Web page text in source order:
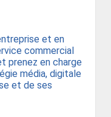
et en
commercial
prenez en charge
média, digitale
et de ses